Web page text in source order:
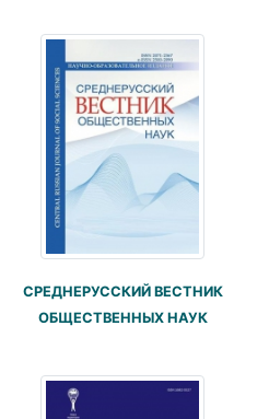
СРЕДНЕРУССКИЙ ВЕСТНИК
ОБЩЕСТВЕННЫХ НАУК